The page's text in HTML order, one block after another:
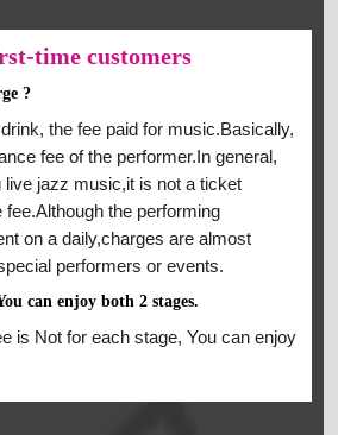
time customers
?
the fee paid for music.Basically,
fee of the performer.In general,
live jazz music,it is not a ticket
the performing
on a daily,charges are almost
performers or events.
can enjoy both 2 stages.
is Not for each stage, You can enjoy